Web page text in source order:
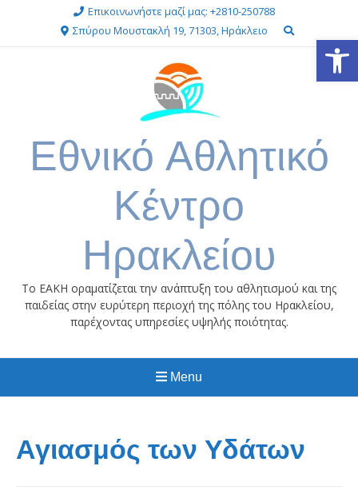
Επικοινωνήστε μαζί μας: +2810-250788
Σπύρου Μουστακλή 19, 71303, Ηράκλειο
Εθνικό Αθλητικό
Κέντρο
Ηρακλείου
Το ΕΑΚΗ οραματίζεται την ανάπτυξη του αθλητισμού και της
παιδείας στην ευρύτερη περιοχή της πόλης του Ηρακλείου,
παρέχοντας υπηρεσίες υψηλής ποιότητας.
Menu
Αγιασμός των Υδάτων